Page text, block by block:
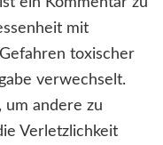
mit
toxischer
verwechselt.
um andere zu
Verletzlichkeit